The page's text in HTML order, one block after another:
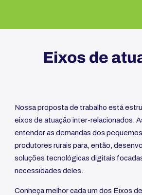
Eixos de
Nossa proposta de trabalho está
eixos de atuação inter-relacionados.
entender as demandas dos
produtores rurais para, então,
soluções tecnológicas digitais
necessidades deles.
Conheça melhor cada um dos Eixos